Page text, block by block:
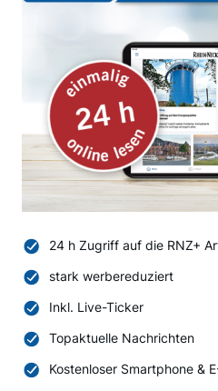
24 h Zugriff auf die RNZ+
stark werbereduziert
Inkl. Live-Ticker
Topaktuelle Nachrichten
Kostenloser Smartphone &